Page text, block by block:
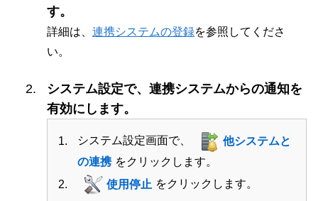
す。
詳細は、 連携システムの登録を参照してくださ
い。
システム設定で、連携システムからの通知を
有効にします。
システム設定画面で、
他システムと
の連携 をクリックします。
使用停止 をクリックします。